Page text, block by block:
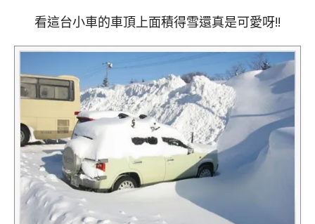
看這台小車的車頂上面積得雪還真是可愛呀!!